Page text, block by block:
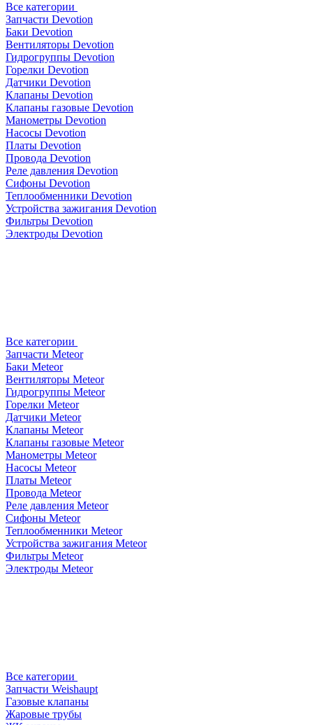
Все категории
Запчасти Devotion
Баки Devotion
Вентиляторы Devotion
Гидрогруппы Devotion
Горелки Devotion
Датчики Devotion
Клапаны Devotion
Клапаны газовые Devotion
Манометры Devotion
Насосы Devotion
Платы Devotion
Провода Devotion
Реле давления Devotion
Сифоны Devotion
Теплообменники Devotion
Устройства зажигания Devotion
Фильтры Devotion
Электроды Devotion
Все категории
Запчасти Meteor
Баки Meteor
Вентиляторы Meteor
Гидрогруппы Meteor
Горелки Meteor
Датчики Meteor
Клапаны Meteor
Клапаны газовые Meteor
Манометры Meteor
Насосы Meteor
Платы Meteor
Провода Meteor
Реле давления Meteor
Сифоны Meteor
Теплообменники Meteor
Устройства зажигания Meteor
Фильтры Meteor
Электроды Meteor
Все категории
Запчасти Weishaupt
Газовые клапаны
Жаровые трубы